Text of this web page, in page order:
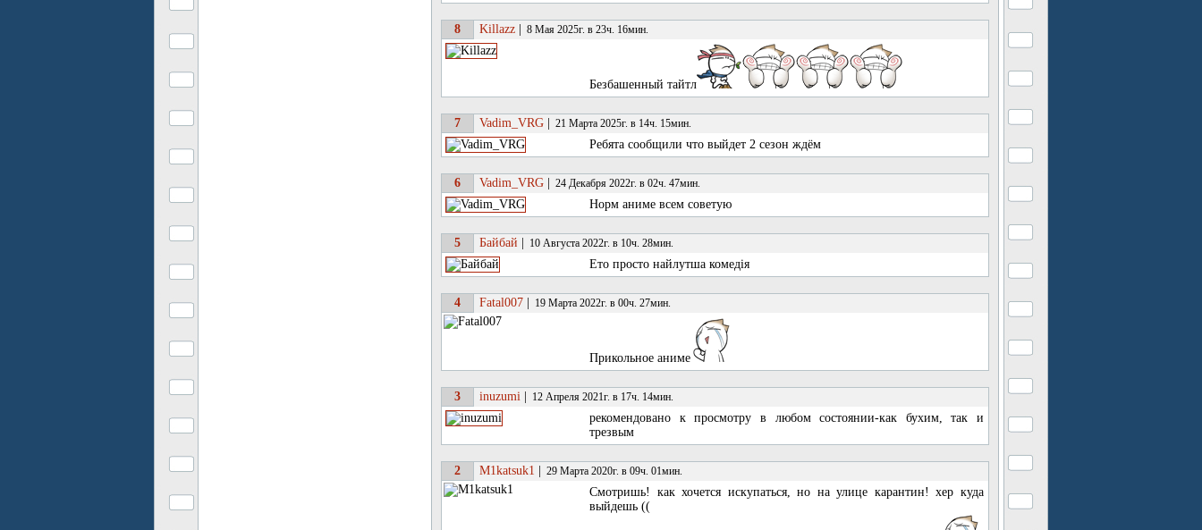
8 Killazz 8 Мая 2025г. в 23ч. 16мин.
Безбашенный тайтл
7 Vadim_VRG 21 Марта 2025г. в 14ч. 15мин.
Ребята сообщили что выйдет 2 сезон ждём
6 Vadim_VRG 24 Декабря 2022г. в 02ч. 47мин.
Норм аниме всем советую
5 Байбай 10 Августа 2022г. в 10ч. 28мин.
Ето просто найлутша комедія
4 Fatal007 19 Марта 2022г. в 00ч. 27мин.
Прикольное аниме
3 inuzumi 12 Апреля 2021г. в 17ч. 14мин.
рекомендовано к просмотру в любом состоянии-как бухим, так и
трезвым
2 M1katsuk1 29 Марта 2020г. в 09ч. 01мин.
Смотришь! как хочется искупаться, но на улице карантин! хер куда
выйдешь ((